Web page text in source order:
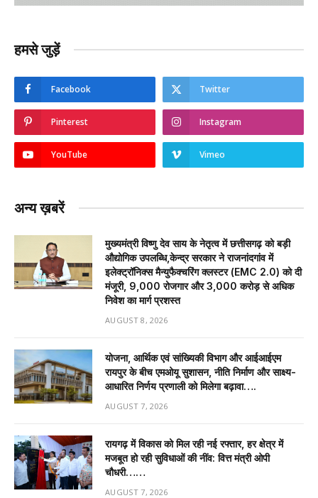
हमसे जुड़ें
Facebook Twitter
Pinterest Instagram
YouTube Vimeo
अन्य ख़बरें
मुख्यमंत्री विष्णु देव साय के नेतृत्व में छत्तीसगढ़ को बड़ी
औद्योगिक उपलब्धि,केन्द्र सरकार ने राजनांदगांव में
इलेक्ट्रॉनिक्स मैन्युफैक्चरिंग क्लस्टर (EMC 2.0) को दी
मंजूरी, 9,000 रोजगार और ₹3,000 करोड़ से अधिक
निवेश का मार्ग प्रशस्त
AUGUST 8, 2026
योजना, आर्थिक एवं सांख्यिकी विभाग और आईआईएम
रायपुर के बीच एमओयू सुशासन, नीति निर्माण और साक्ष्य-
आधारित निर्णय प्रणाली को मिलेगा बढ़ावा….
AUGUST 7, 2026
रायगढ़ में विकास को मिल रही नई रफ्तार, हर क्षेत्र में
मजबूत हो रही सुविधाओं की नींव: वित्त मंत्री ओपी
चौधरी……
AUGUST 7, 2026